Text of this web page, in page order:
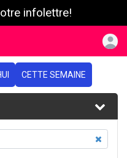
infolettre!
CETTE SEMAINE